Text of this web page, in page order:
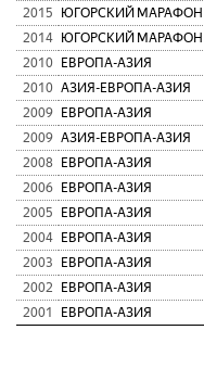
2015
ЮГОРСКИЙ МАРАФОН
2014
ЮГОРСКИЙ МАРАФОН
2010
ЕВРОПА-АЗИЯ
2010 АЗИЯ-ЕВРОПА-АЗИЯ
2009
ЕВРОПА-АЗИЯ
2009 АЗИЯ-ЕВРОПА-АЗИЯ
2008
ЕВРОПА-АЗИЯ
2006
ЕВРОПА-АЗИЯ
2005
ЕВРОПА-АЗИЯ
2004
ЕВРОПА-АЗИЯ
2003
ЕВРОПА-АЗИЯ
2002
ЕВРОПА-АЗИЯ
2001
ЕВРОПА-АЗИЯ